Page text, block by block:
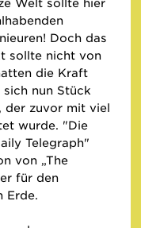
Doch das
sollte nicht von
die Kraft
nun Stück
der zuvor mit viel
wurde. "Die
Telegraph"
von „The
für den
Erde.